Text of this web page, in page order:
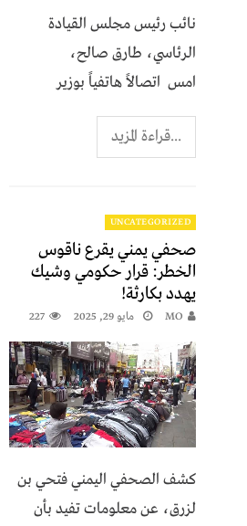
نائب رئيس مجلس القيادة
الرئاسي، طارق صالح،
امس اتصالاً هاتفياً بوزير
...قراءة المزيد
UNCATEGORIZED
صحفي يمني يقرع ناقوس
الخطر: قرار حكومي وشيك
يهدد بكارثة!
MO مايو 29, 2025 227
كشف الصحفي اليمني فتحي بن
لزرق، عن معلومات تفيد بأن